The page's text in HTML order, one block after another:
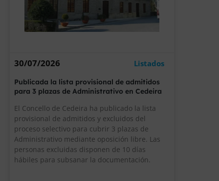
Listados
Publicada la lista provisional de admitidos
para 3 plazas de Administrativo en Cedeira
El Concello de Cedeira ha publicado la lista
provisional de admitidos y excluidos del
proceso selectivo para cubrir 3 plazas de
Administrativo mediante oposición libre. Las
personas excluidas disponen de 10 días
hábiles para subsanar la documentación.
30/07/2026